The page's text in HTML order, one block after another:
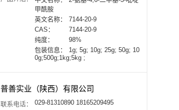
甲酰胺
英文名称：
7144-20-9
CAS：
7144-20-9
纯度：
98%
包装信息：
1g; 5g; 10g; 25g; 50g; 10
0g;500g;1kg;5kg ;
普善实业（陕西）有限公司
联系电话：
029-81310890 18165209495